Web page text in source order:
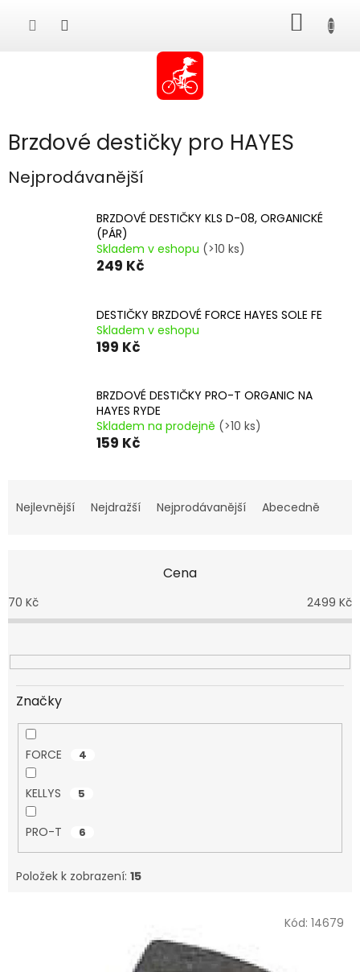
KOŠÍK
Brzdové destičky pro HAYES
Nejprodávanější
BRZDOVÉ DESTIČKY KLS D-08, ORGANICKÉ
(PÁR)
Skladem v eshopu (>10 ks)
249 Kč
DESTIČKY BRZDOVÉ FORCE HAYES SOLE FE
Skladem v eshopu
199 Kč
BRZDOVÉ DESTIČKY PRO-T ORGANIC NA
HAYES RYDE
Skladem na prodejně (>10 ks)
159 Kč
a
p
r
o
u
Nejlevnější Nejdražší Nejprodávanější Abecedně
Cena
70 Kč 2499 Kč
Značky
FORCE 4
KELLYS 5
PRO-T 6
Položek k zobrazení: 15
Kód: 14679